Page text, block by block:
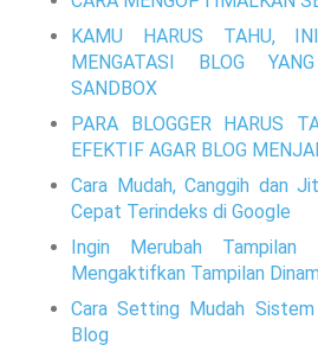
KAMU HARUS TAHU,
MENGATASI BLOG
SANDBOX
PARA BLOGGER HARUS
EFEKTIF AGAR BLOG
Cara Mudah, Canggih dan
Cepat Terindeks di Google
Ingin Merubah
Mengaktifkan Tampilan
Cara Setting Mudah
Blog